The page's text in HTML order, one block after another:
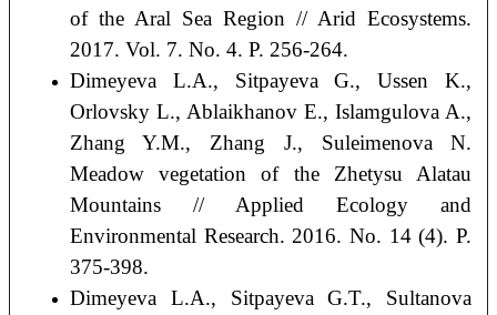
of the Aral Sea Region // Arid Ecosystems.
2017. Vol. 7. No. 4. P. 256-264.
Dimeyeva L.A., Sitpayeva G., Ussen K.,
Orlovsky L., Ablaikhanov E., Islamgulova A.,
Zhang Y.M., Zhang J., Suleimenova N.
Meadow vegetation of the Zhetysu Alatau
Mountains // Applied Ecology and
Environmental Research. 2016. No. 14 (4). P.
375-398.
Dimeyeva L.A., Sitpayeva G.T., Sultanova